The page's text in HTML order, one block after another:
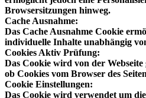
Browsersitzungen hinweg.
Cache Ausnahme:
Das Cache Ausnahme Cookie
individuelle Inhalte unabhängig
Cookies Aktiv Prüfung:
Das Cookie wird von der
ob Cookies vom Browser des
Cookie Einstellungen:
Das Cookie wird verwendet um